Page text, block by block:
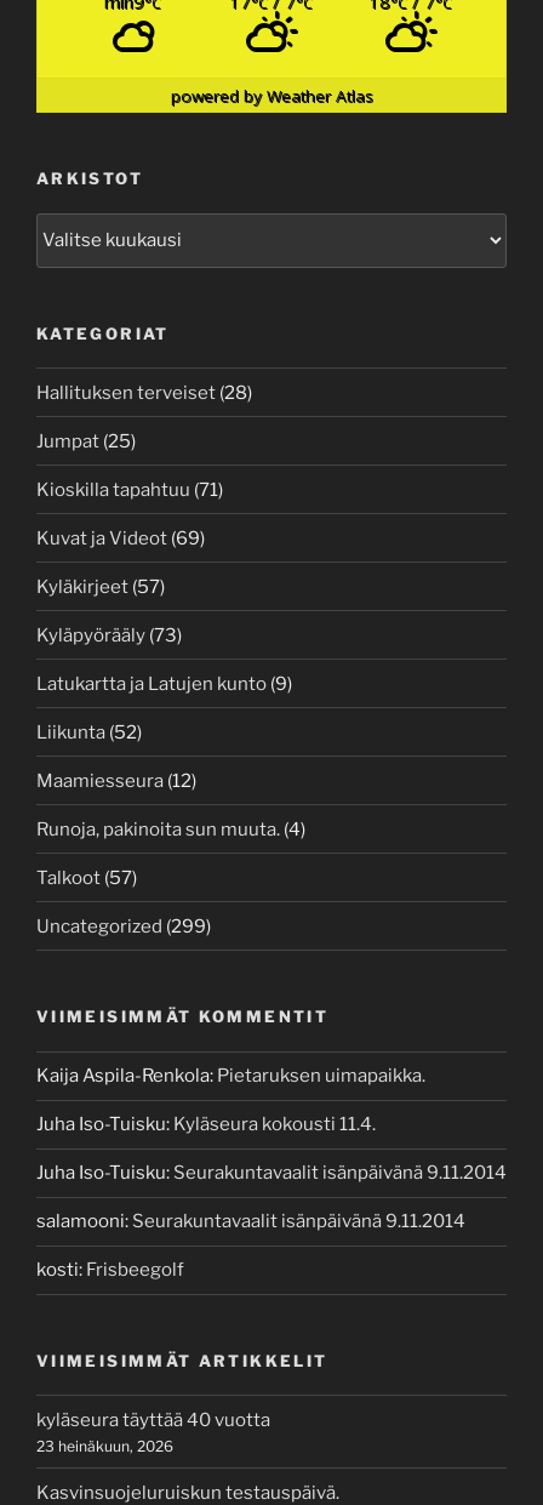
powered byWeather Atlas
ARKISTOT
KATEGORIAT
Hallituksen terveiset (28)
Jumpat (25)
Kioskilla tapahtuu (71)
Kuvat ja Videot (69)
Kyläkirjeet (57)
Kyläpyörääly (73)
Latukartta ja Latujen kunto (9)
Liikunta (52)
Maamiesseura (12)
Runoja, pakinoita sun muuta. (4)
Talkoot (57)
Uncategorized (299)
VIIMEISIMMÄT KOMMENTIT
Kaija Aspila-Renkola: Pietaruksen uimapaikka.
Juha Iso-Tuisku: Kyläseura kokousti 11.4.
Juha Iso-Tuisku: Seurakuntavaalit isänpäivänä 9.11.2014
salamooni: Seurakuntavaalit isänpäivänä 9.11.2014
kosti: Frisbeegolf
VIIMEISIMMÄT ARTIKKELIT
kyläseura täyttää 40 vuotta
23 heinäkuun, 2026
Kasvinsuojeluruiskun testauspäivä.